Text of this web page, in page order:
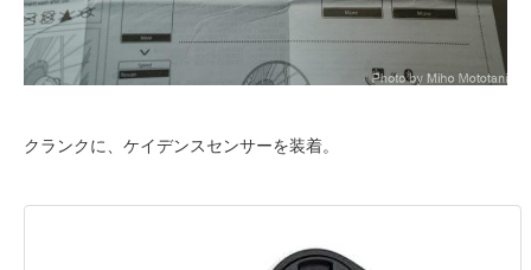
クランクに、ケイデンスセンサーを装着。